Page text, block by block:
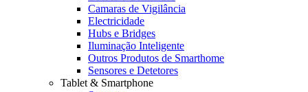
Camaras de Vigilância
Electricidade
Hubs e Bridges
Iluminação Inteligente
Outros Produtos de Smarthome
Sensores e Detetores
Tablet & Smartphone